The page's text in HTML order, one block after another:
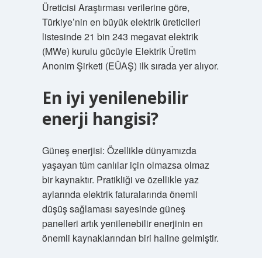
Üreticisi Araştırması verilerine göre,
Türkiye’nin en büyük elektrik üreticileri
listesinde 21 bin 243 megavat elektrik
(MWe) kurulu gücüyle Elektrik Üretim
Anonim Şirketi (EÜAŞ) ilk sırada yer alıyor.
En iyi yenilenebilir
enerji hangisi?
Güneş enerjisi: Özellikle dünyamızda
yaşayan tüm canlılar için olmazsa olmaz
bir kaynaktır. Pratikliği ve özellikle yaz
aylarında elektrik faturalarında önemli
düşüş sağlaması sayesinde güneş
panelleri artık yenilenebilir enerjinin en
önemli kaynaklarından biri haline gelmiştir.